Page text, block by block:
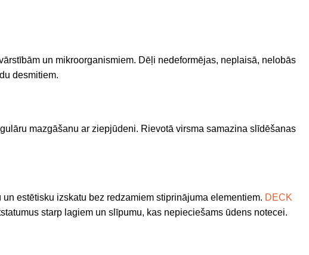
un mikroorganismiem. Dēļi nedeformējas, neplaisā, nelobās
desmitiem.
mazgāšanu ar ziepjūdeni. Rievotā virsma samazina slīdēšanas
estētisku izskatu bez redzamiem stiprinājuma elementiem. DECK
starp lagiem un slīpumu, kas nepieciešams ūdens notecei.